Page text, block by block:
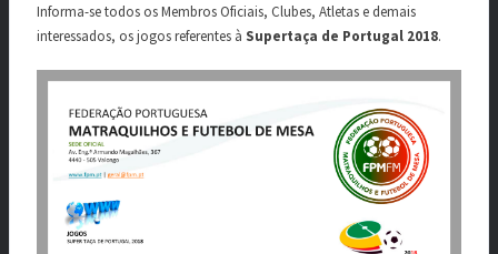
Informa-se todos os Membros Oficiais, Clubes, Atletas e demais
interessados, os jogos referentes à Supertaça de Portugal 2018.